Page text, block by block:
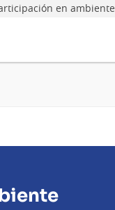
en ambiente